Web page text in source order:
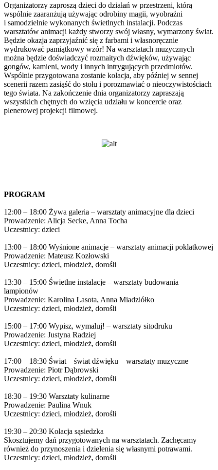
Organizatorzy zaproszą dzieci do działań w przestrzeni, którą
wspólnie zaaranżują używając odrobiny magii, wyobraźni
i samodzielnie wykonanych świetlnych instalacji. Podczas
warsztatów animacji każdy stworzy swój własny, wymarzony świat.
Będzie okazja zaprzyjaźnić się z farbami i własnoręcznie
wydrukować pamiątkowy wzór! Na warsztatach muzycznych
można będzie doświadczyć rozmaitych dźwięków, używając
gongów, kamieni, wody i innych intrygujących przedmiotów.
Wspólnie przygotowana zostanie kolacja, aby później w sennej
scenerii razem zasiąść do stołu i porozmawiać o nieoczywistościach
tego świata. Na zakończenie dnia organizatorzy zapraszają
wszystkich chętnych do wzięcia udziału w koncercie oraz
plenerowej projekcji filmowej.
PROGRAM
12:00 – 18:00 Żywa galeria – warsztaty animacyjne dla dzieci
Prowadzenie: Alicja Secke, Anna Tocha
Uczestnicy: dzieci
13:00 – 18:00 Wyśnione animacje – warsztaty animacji poklatkowej
Prowadzenie: Mateusz Kozłowski
Uczestnicy: dzieci, młodzież, dorośli
13:30 – 15:00 Świetlne instalacje – warsztaty budowania
lampionów
Prowadzenie: Karolina Lasota, Anna Miadziółko
Uczestnicy: dzieci, młodzież, dorośli
15:00 – 17:00 Wypisz, wymaluj! – warsztaty sitodruku
Prowadzenie: Justyna Radziej
Uczestnicy: dzieci, młodzież, dorośli
17:00 – 18:30 Świat – świat dźwięku – warsztaty muzyczne
Prowadzenie: Piotr Dąbrowski
Uczestnicy: dzieci, młodzież, dorośli
18:30 – 19:30 Warsztaty kulinarne
Prowadzenie: Paulina Wnuk
Uczestnicy: dzieci, młodzież, dorośli
19:30 – 20:30 Kolacja sąsiedzka
Skosztujemy dań przygotowanych na warsztatach. Zachęcamy
również do przynoszenia i dzielenia się własnymi potrawami.
Uczestnicy: dzieci, młodzież, dorośli